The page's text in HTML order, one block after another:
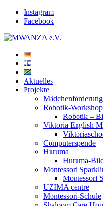
Instagram
Facebook
Aktuelles
Projekte
Mädchenförderung
Robotik-
Robotik –
Viktoria English
Computerspende
Huruma
Huruma-
Montessori
Montessori
UZIMA centre
Montessori-Schule